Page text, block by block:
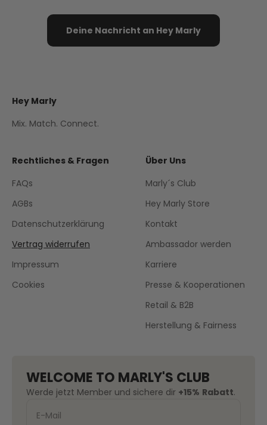
Deine Nachricht an Hey Marly
Hey Marly
Mix. Match. Connect.
Rechtliches & Fragen
FAQs
AGBs
Datenschutzerklärung
Vertrag widerrufen
Impressum
Cookies
Über Uns
Marly´s Club
Hey Marly Store
Kontakt
Ambassador werden
Karriere
Presse & Kooperationen
Retail & B2B
Herstellung & Fairness
WELCOME TO MARLY'S CLUB
Werde jetzt Member und sichere dir +15% Rabatt.